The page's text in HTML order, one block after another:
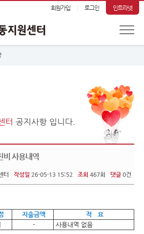
회원가입 로그인 인트라넷
터 공지사항 입니다.
비 사용내역
터 작성일 26-05-13 15:52 조회 467회 댓글 0건
지출금액
적 요
- 사용내역 없음